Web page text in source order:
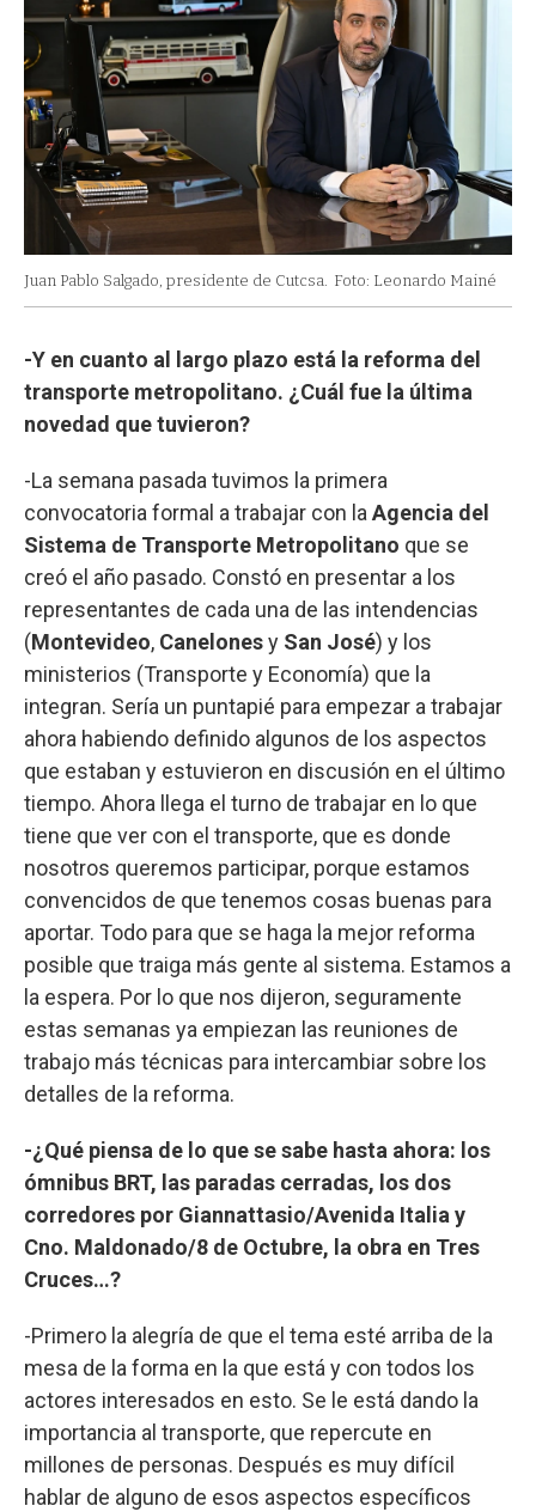
Juan Pablo Salgado, presidente de Cutcsa. Foto: Leonardo Mainé
-Y en cuanto al largo plazo está la reforma del
transporte metropolitano. ¿Cuál fue la última
novedad que tuvieron?
-La semana pasada tuvimos la primera
convocatoria formal a trabajar con la Agencia del
Sistema de Transporte Metropolitano que se
creó el año pasado. Constó en presentar a los
representantes de cada una de las intendencias
(Montevideo, Canelonesy San José) y los
ministerios (Transporte y Economía) que la
integran. Sería un puntapié para empezar a trabajar
ahora habiendo definido algunos de los aspectos
que estaban y estuvieron en discusión en el último
tiempo. Ahora llega el turno de trabajar en lo que
tiene que ver con el transporte, que es donde
nosotros queremos participar, porque estamos
convencidos de que tenemos cosas buenas para
aportar. Todo para que se haga la mejor reforma
posible que traiga más gente al sistema. Estamos a
la espera. Por lo que nos dijeron, seguramente
estas semanas ya empiezan las reuniones de
trabajo más técnicas para intercambiar sobre los
detalles de la reforma.
-¿Qué piensa de lo que se sabe hasta ahora: los
ómnibus BRT, las paradas cerradas, los dos
corredores por Giannattasio/Avenida Italia y
Cno. Maldonado/8 de Octubre, la obra en Tres
Cruces…?
-Primero la alegría de que el tema esté arriba de la
mesa de la forma en la que está y con todos los
actores interesados en esto. Se le está dando la
importancia al transporte, que repercute en
millones de personas. Después es muy difícil
hablar de alguno de esos aspectos específicos